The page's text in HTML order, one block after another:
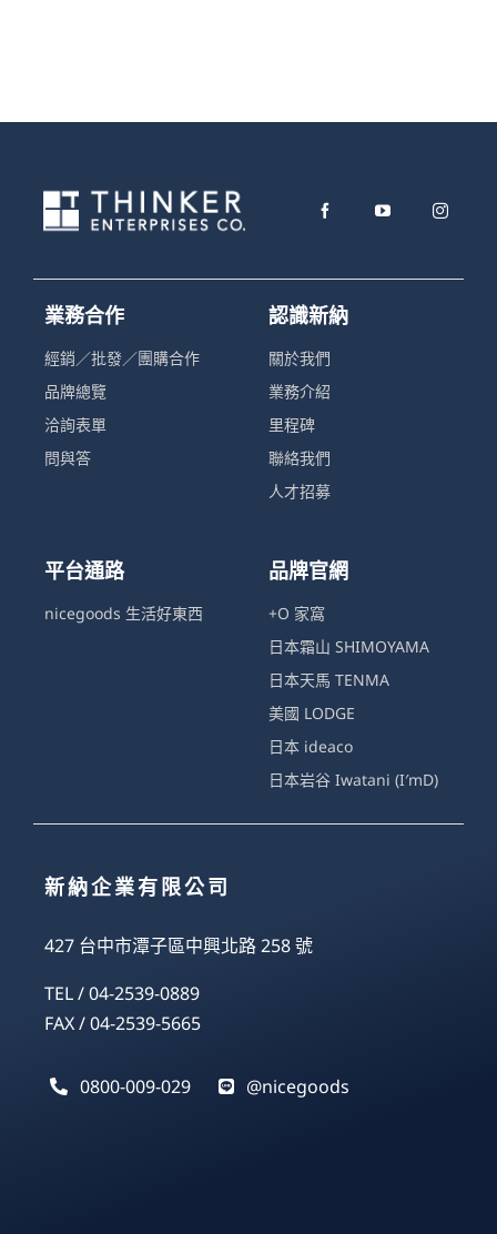
新納企業有限公司
427 台中市潭子區中興北路 258 號
TEL / 04-2539-0889
FAX / 04-2539-5665
0800-009-029 @nicegoods
業務合作
經銷／批發／團購合作
品牌總覽
洽詢表單
問與答
認識新納
關於我們
業務介紹
里程碑
聯絡我們
人才招募
平台通路
nicegoods 生活好東西
品牌官網
+O 家窩
日本霜山 SHIMOYAMA
日本天馬 TENMA
美國 LODGE
日本 ideaco
日本岩谷 Iwatani (I′mD)